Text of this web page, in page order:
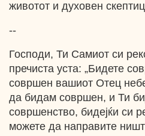
животот и духовен
--
Господи, Ти Самиот си
пречиста уста: „Бидете
совршен вашиот Отец
да бидам совршен, и Ти
совршенство, бидејќи си
можете да направите